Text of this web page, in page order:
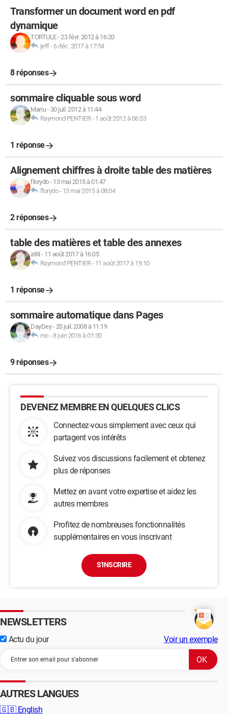
Transformer un document word en pdf
dynamique
TORTULE-23 févr. 2012 à 16:20
jeff- 6 déc. 2017 à 17:54
8 réponses
sommaire cliquable sous word
Manu- 30 juil. 2012 à 11:44
Raymond PENTIER- 1 août 2012 à 06:53
1 réponse
Alignement chiffres à droite table des matières
florydo- 13 mai 2015 à 01:47
florydo- 13 mai 2015 à 08:04
2 réponses
table des matières et table des annexes
atiti - 11 août 2017 à 16:05
Raymond PENTIER- 11 août 2017 à 19:10
1 réponse
sommaire automatique dans Pages
DayDey-20 juil. 2008 à 11:19
mc - 8 juin 2016 à 01:30
9 réponses
DEVENEZ MEMBRE EN QUELQUES CLICS
Connectez-vous simplement avec ceux qui
partagent vos intérêts
Suivez vos discussions facilement et obtenez
plus de réponses
Mettez en avant votre expertise et aidez les
autres membres
Profitez de nombreuses fonctionnalités
supplémentaires en vous inscrivant
S'INSCRIRE
NEWSLETTERS
Actu du jour Voir un exemple
AUTRES LANGUES
🇬🇧 English